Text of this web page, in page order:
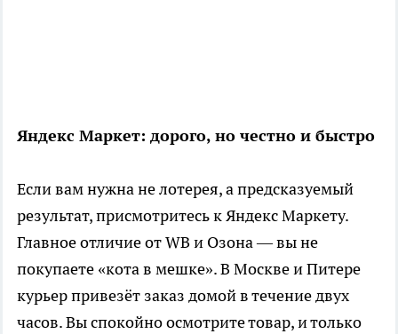
Яндекс Маркет: дорого, но честно и быстро
Если вам нужна не лотерея, а предсказуемый
результат, присмотритесь к Яндекс Маркету.
Главное отличие от WB и Озона — вы не
покупаете «кота в мешке». В Москве и Питере
курьер привезёт заказ домой в течение двух
часов. Вы спокойно осмотрите товар, и только